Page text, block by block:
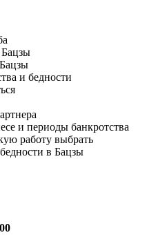
Бацзы
и бедности
и периоды банкротства
работу выбрать
в Бацзы